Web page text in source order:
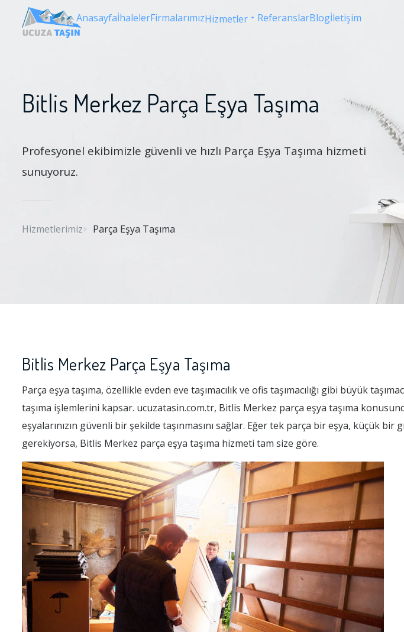
AnasayfaİhalelerFirmalarımızHizmetler ReferanslarBlogİletişim
Bitlis Merkez Parça Eşya Taşıma
Profesyonel ekibimizle güvenli ve hızlı Parça Eşya Taşıma hizmeti
sunuyoruz.
Hizmetlerimiz Parça Eşya Taşıma
Bitlis Merkez Parça Eşya Taşıma
Parça eşya taşıma, özellikle evden eve taşımacılık ve ofis taşımacılığı gibi büyük
taşıma işlemlerini kapsar. ucuzatasin.com.tr, Bitlis Merkez parça eşya taşıma
eşyalarınızın güvenli bir şekilde taşınmasını sağlar. Eğer tek parça bir eşya, küçük bir
gerekiyorsa, Bitlis Merkez parça eşya taşıma hizmeti tam size göre.